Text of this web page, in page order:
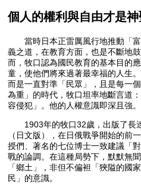
個人的權利與自由才是神
當時日本正雷厲風行地推動「富
義之道，在教育方面，也是不斷地
而，牧口認為國民教育的基本目的
童，使他們將來過著最幸福的人生
而是一直對準「民眾」，且是每一
為重」的時代，牧口坦率地斷言道
容侵犯」。他的人權意識即深且強。
1903年的牧口32歲，出版了長達
（日文版），在日俄戰爭開始的前
授們、著名的七位博士一致建議「
戰的論調。在這種局勢下，默默無
「鄉土」，非但不偏袒「狹隘的國
民」的意識。